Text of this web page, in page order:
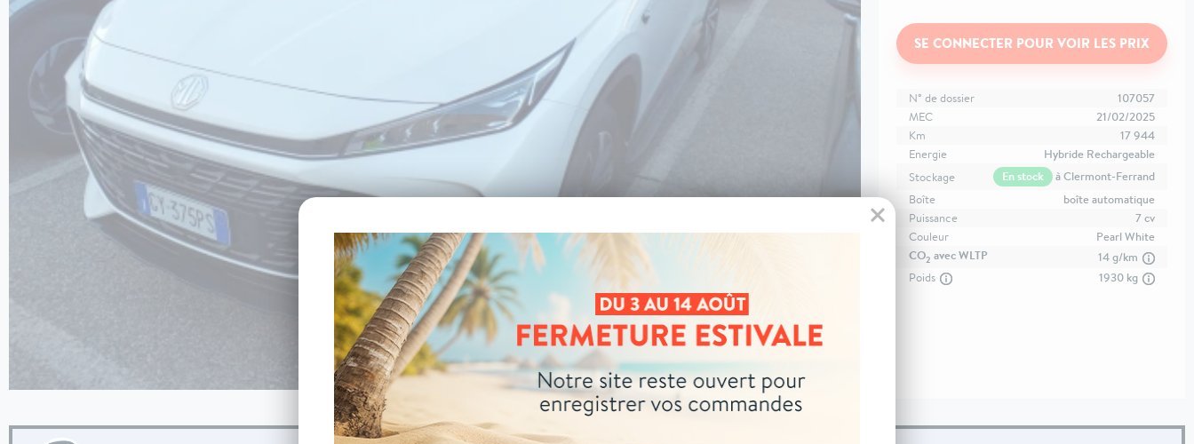
SE CONNECTER POUR VOIR LES PRIX
N° de dossier
107057
MEC
21/02/2025
Km
17 944
Energie
Hybride Rechargeable
Stockage
En stock
à Clermont-Ferrand
Boîte
boîte automatique
Puissance
7 cv
Couleur
Pearl White
CO2 avec WLTP
14 g/km
Poids
1930 kg